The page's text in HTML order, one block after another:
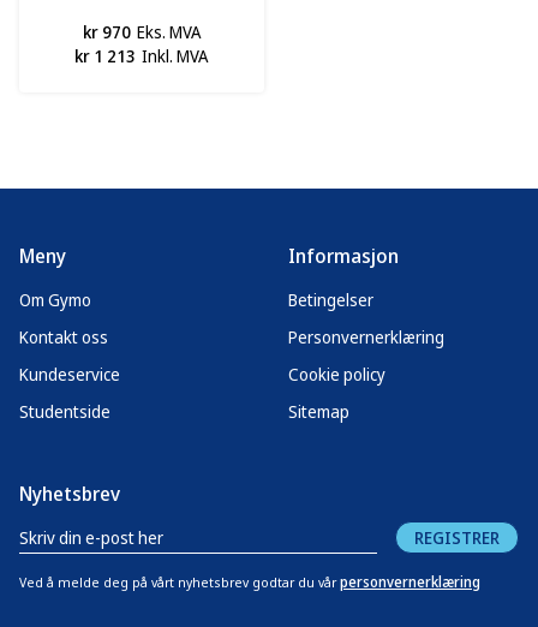
kr 970 Eks. MVA
kr 1 213 Inkl. MVA
Meny
Om Gymo
Kontakt oss
Kundeservice
Studentside
Informasjon
Betingelser
Personvernerklæring
Cookie policy
Sitemap
Nyhetsbrev
REGISTRER
Ved å melde deg på vårt nyhetsbrev godtar du vår personvernerklæring